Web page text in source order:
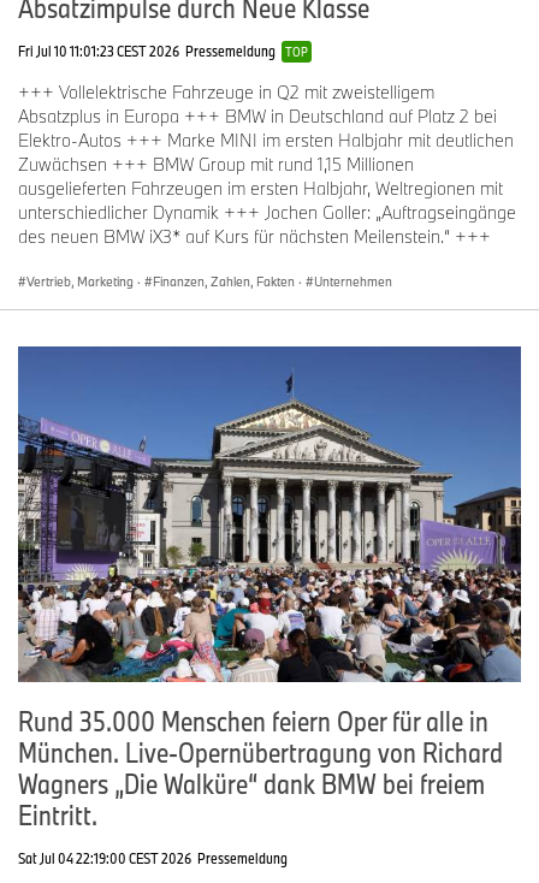
Absatzimpulse durch Neue Klasse
Fri Jul 10 11:01:23 CEST 2026 Pressemeldung TOP
+++ Vollelektrische Fahrzeuge in Q2 mit zweistelligem
Absatzplus in Europa +++ BMW in Deutschland auf Platz 2 bei
Elektro-Autos +++ Marke MINI im ersten Halbjahr mit deutlichen
Zuwächsen +++ BMW Group mit rund 1,15 Millionen
ausgelieferten Fahrzeugen im ersten Halbjahr, Weltregionen mit
unterschiedlicher Dynamik +++ Jochen Goller: „Auftragseingänge
des neuen BMW iX3* auf Kurs für nächsten Meilenstein.“ +++
Vertrieb, Marketing · Finanzen, Zahlen, Fakten · Unternehmen
Rund 35.000 Menschen feiern Oper für alle in
München. Live-Opernübertragung von Richard
Wagners „Die Walküre“ dank BMW bei freiem
Eintritt.
Sat Jul 04 22:19:00 CEST 2026 Pressemeldung